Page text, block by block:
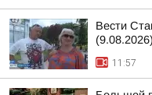
Вести
(9.08.2026)
11:57